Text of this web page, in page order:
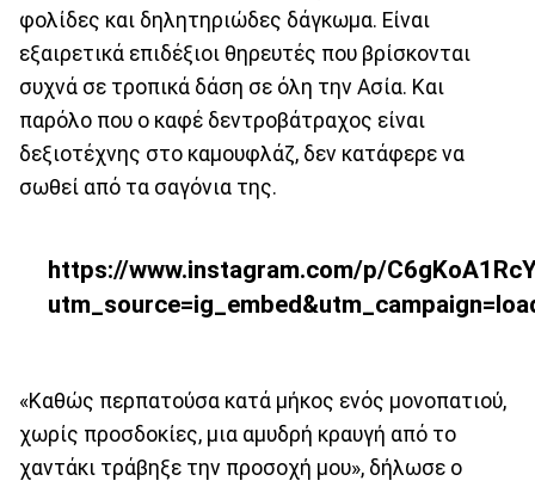
φολίδες και δηλητηριώδες δάγκωμα. Είναι
εξαιρετικά επιδέξιοι θηρευτές που βρίσκονται
συχνά σε τροπικά δάση σε όλη την Ασία. Και
παρόλο που ο καφέ δεντροβάτραχος είναι
δεξιοτέχνης στο καμουφλάζ, δεν κατάφερε να
σωθεί από τα σαγόνια της.
https://www.instagram.com/p/
«Καθώς περπατούσα κατά μήκος ενός μονοπατιού,
χωρίς προσδοκίες, μια αμυδρή κραυγή από το
χαντάκι τράβηξε την προσοχή μου», δήλωσε ο